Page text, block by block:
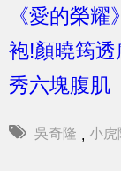
《愛的榮
袍!顏曉筠
秀六塊腹肌
吳奇隆 , 小虎